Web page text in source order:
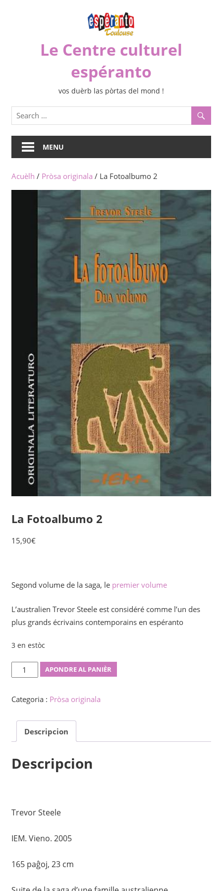
Le Centre culturel
espéranto
vos duèrb las pòrtas del mond !
MENU
Acuèlh / Pròsa originala / La Fotoalbumo 2
La Fotoalbumo 2
15,90€
Segond volume de la saga, le premier volume
L’australien Trevor Steele est considéré comme l’un des
plus grands écrivains contemporains en espéranto
3 en estòc
Fotoalbumo
quantity
APONDRE AL PANIÈR
Categoria : Pròsa originala
Descripcion
Descripcion
Trevor Steele
IEM. Vieno. 2005
165 paĝoj, 23 cm